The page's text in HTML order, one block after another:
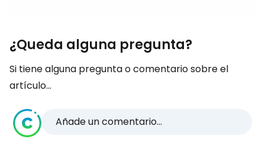
¿Queda alguna pregunta?
Si tiene alguna pregunta o comentario sobre el
artículo...
Añade un comentario...